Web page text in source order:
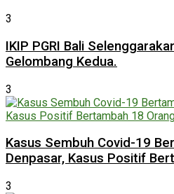
3
IKIP PGRI Bali
Gelombang Kedua.
3
Kasus Sembuh Covid-19
Denpasar, Kasus Positif
3